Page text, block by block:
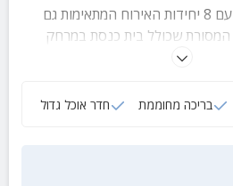
מתחם נופש מקסים עם 8 יחידות האירוח המתאימות גם
המסורת שכולל בית כנסת במרחק
למים חמים.
בריכה מחוממת חדר אוכל גדול